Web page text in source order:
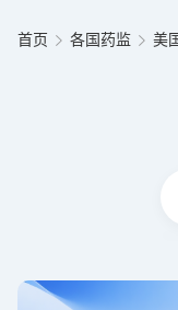
首页 各国药监 美